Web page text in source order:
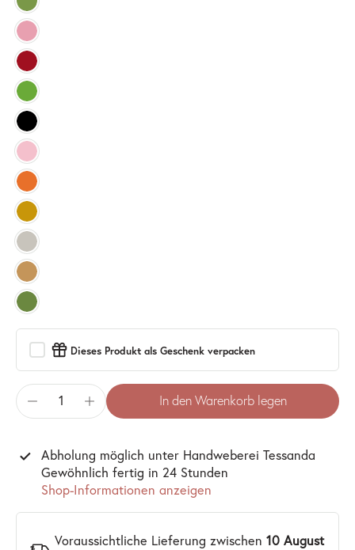
Dieses Produkt als Geschenk verpacken
In den Warenkorb legen
Abholung möglich unter Handweberei Tessanda
Gewöhnlich fertig in 24 Stunden
Shop-Informationen anzeigen
Voraussichtliche Lieferung zwischen 10 August